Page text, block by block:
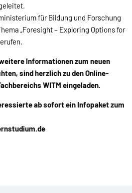
für Bildung und Forschung
„Foresight – Exploring Options for
Informationen zum neuen
sind herzlich zu den Online-
WITM eingeladen.
ab sofort ein Infopaket zum